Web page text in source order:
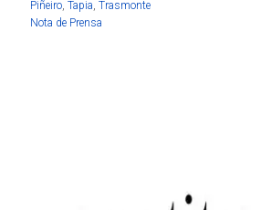
Piñeiro, Tapia, Trasmonte
Nota de Prensa